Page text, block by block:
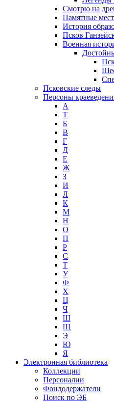
Смотрю на
Памятные
История
Псков
Военная
Псковские следы
Персоны
А
T
Б
В
Г
Д
Е
Ж
З
И
Л
К
М
Н
О
П
Р
С
Т
У
Ф
Х
Ц
Ч
Ш
Щ
Э
Ю
Я
Электронная библиотека
Коллекции
Персоналии
Фондодержатели
Поиск по ЭБ